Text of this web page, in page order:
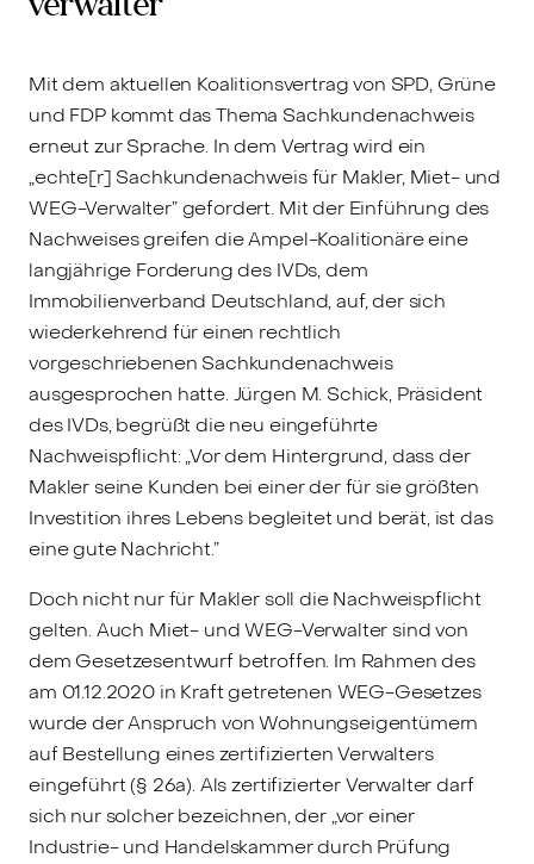
Mit dem aktuellen Koalitionsvertrag von SPD, Grüne
und FDP kommt das Thema Sachkundenachweis
erneut zur Sprache. In dem Vertrag wird ein
„echte[r] Sachkundenachweis für Makler, Miet- und
WEG-Verwalter” gefordert. Mit der Einführung des
Nachweises greifen die Ampel-Koalitionäre eine
langjährige Forderung des IVDs, dem
Immobilienverband Deutschland, auf, der sich
wiederkehrend für einen rechtlich
vorgeschriebenen Sachkundenachweis
ausgesprochen hatte. Jürgen M. Schick, Präsident
des IVDs, begrüßt die neu eingeführte
Nachweispflicht: „Vor dem Hintergrund, dass der
Makler seine Kunden bei einer der für sie größten
Investition ihres Lebens begleitet und berät, ist das
eine gute Nachricht.”
Doch nicht nur für Makler soll die Nachweispflicht
gelten. Auch Miet- und WEG-Verwalter sind von
dem Gesetzesentwurf betroffen. Im Rahmen des
am 01.12.2020 in Kraft getretenen WEG-Gesetzes
wurde der Anspruch von Wohnungseigentümern
auf Bestellung eines zertifizierten Verwalters
eingeführt (§ 26a). Als zertifizierter Verwalter darf
sich nur solcher bezeichnen, der „vor einer
Industrie- und Handelskammer durch Prüfung